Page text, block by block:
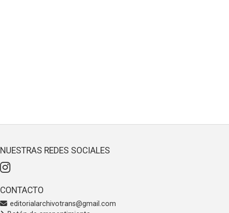
NUESTRAS REDES SOCIALES
CONTACTO
editorialarchivotrans@gmail.com